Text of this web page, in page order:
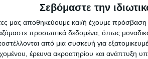
Σεβόμαστε την
μας αποθηκεύουμε και/ή έχουμε
προσωπικά δεδομένα, όπως
από μια συσκευή για
έρευνα ακροατηρίου και ανάπτυξη
Αλυκές:76χρονος
τις αισθήσεις του από
Σταμάτης Κ. Ρουσόδημος 7 ΑΥΓΟΎΣΤΟΥ